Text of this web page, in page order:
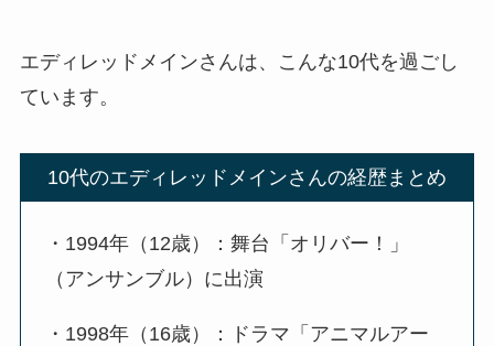
エディレッドメインさんは、こんな10代を過ごし
ています。
10代のエディレッドメインさんの経歴まとめ
・1994年（12歳）：舞台「オリバー！」
（アンサンブル）に出演
・1998年（16歳）：ドラマ「アニマルアー